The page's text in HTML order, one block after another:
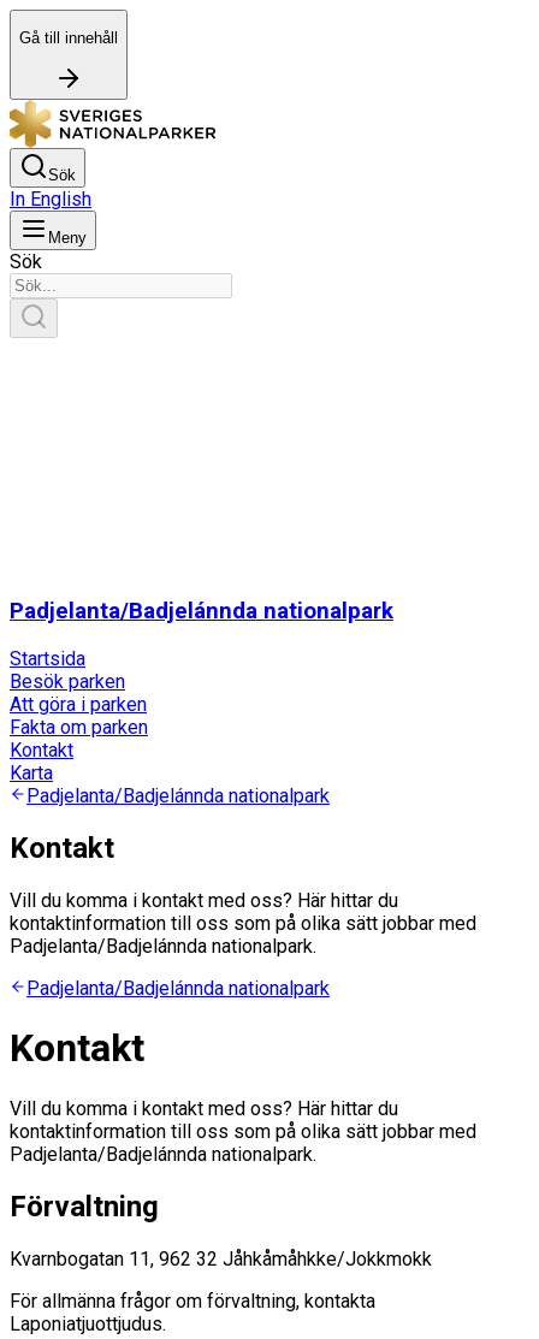
Gå till innehåll
Sök
In English
Meny
Sök
Padjelanta/Badjelánnda nationalpark
Startsida
Besök parken
Att göra i parken
Fakta om parken
Kontakt
Karta
Padjelanta/Badjelánnda nationalpark
Kontakt
Vill du komma i kontakt med oss? Här hittar du
kontaktinformation till oss som på olika sätt jobbar med
Padjelanta/Badjelánnda nationalpark.
Padjelanta/Badjelánnda nationalpark
Kontakt
Vill du komma i kontakt med oss? Här hittar du
kontaktinformation till oss som på olika sätt jobbar med
Padjelanta/Badjelánnda nationalpark.
Förvaltning
Kvarnbogatan 11, 962 32 Jåhkåmåhkke/Jokkmokk
För allmänna frågor om förvaltning, kontakta
Laponiatjuottjudus.